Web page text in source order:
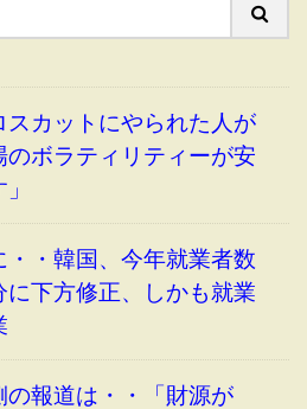
カットにやられた人が
ボラティリティーが安
・韓国、今年就業者数
に下方修正、しかも就業
報道は・・「財源が